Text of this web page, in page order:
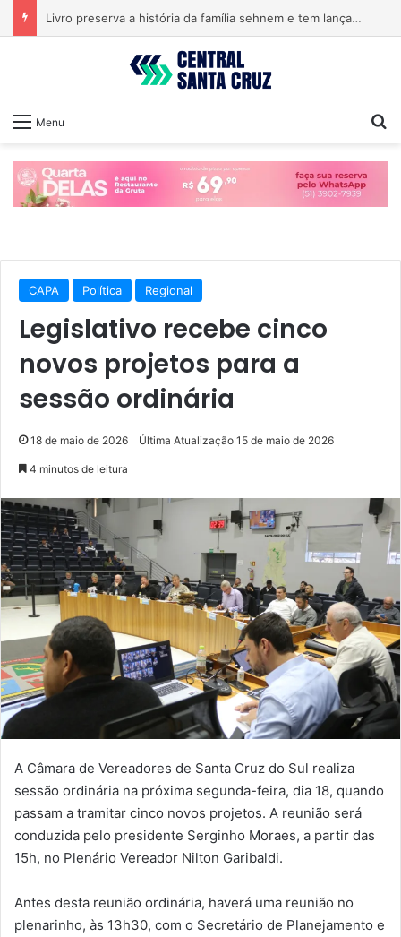
Livro preserva a história da família sehnem e tem lançamento em encontro familiar
Menu
CAPA Política Regional
Legislativo recebe cinco
novos projetos para a
sessão ordinária
18 de maio de 2026 Última Atualização 15 de maio de 2026
4 minutos de leitura
A Câmara de Vereadores de Santa Cruz do Sul realiza
sessão ordinária na próxima segunda-feira, dia 18, quando
passam a tramitar cinco novos projetos. A reunião será
conduzida pelo presidente Serginho Moraes, a partir das
15h, no Plenário Vereador Nilton Garibaldi.
Antes desta reunião ordinária, haverá uma reunião no
plenarinho, às 13h30, com o Secretário de Planejamento e